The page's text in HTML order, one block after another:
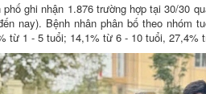
phố ghi nhận 1.876 trường hợp tại 30/30
nay). Bệnh nhân phân bố theo nhóm
từ 1 - 5 tuổi; 14,1% từ 6 - 10 tuổi, 27,4%